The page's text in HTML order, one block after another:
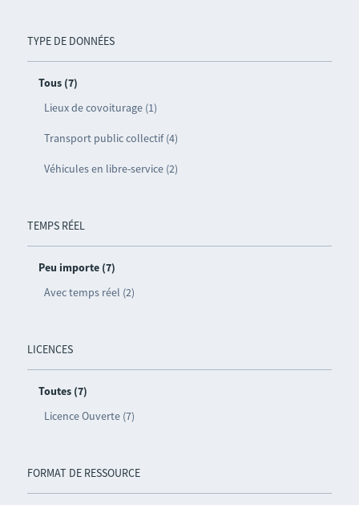
TYPE DE DONNÉES
Tous (7)
Lieux de covoiturage (1)
Transport public collectif (4)
Véhicules en libre-service (2)
TEMPS RÉEL
Peu importe (7)
Avec temps réel (2)
LICENCES
Toutes (7)
Licence Ouverte (7)
FORMAT DE RESSOURCE